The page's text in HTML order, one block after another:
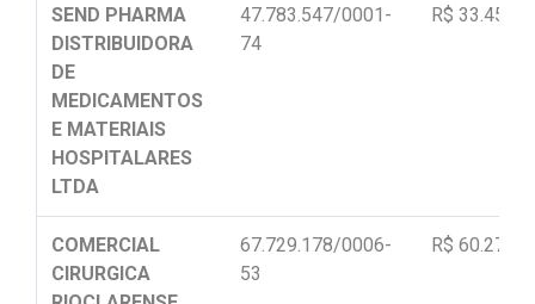
SEND PHARMA
DISTRIBUIDORA
DE
MEDICAMENTOS
E MATERIAIS
HOSPITALARES
LTDA
47.783.547/0001-
74
R$
COMERCIAL
CIRURGICA
67.729.178/0006-
53
R$